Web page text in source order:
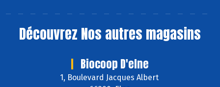
Découvrez Nos autres magasins
Biocoop D'elne
1, Boulevard Jacques Albert